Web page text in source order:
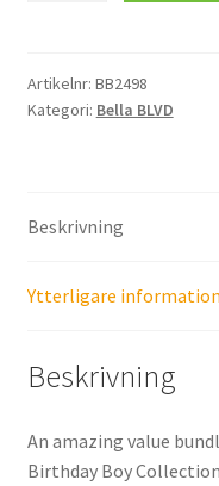
mängd
Artikelnr: BB2498
Kategori: Bella BLVD
Beskrivning
Ytterligare information
Beskrivning
An amazing value
Birthday Boy